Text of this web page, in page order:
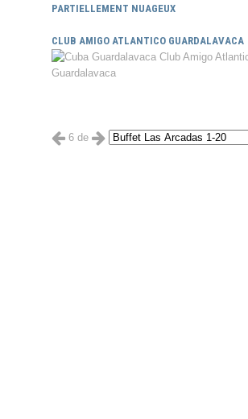
PARTIELLEMENT NUAGEUX
CLUB AMIGO ATLANTICO GUARDALAVACA
6 de